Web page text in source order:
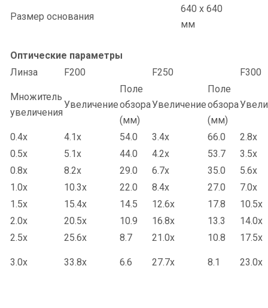
Размер основания
640 х 640
мм
Оптические параметры
Линза
F200 F250 F300
Множитель
увеличения
Увеличение
Поле
обзора
(мм)
Увеличение
Поле
обзора
(мм)
0.4x 4.1x 54.0 3.4x 66.0
2.8x
0.5x
5.1x 44.0 4.2x 53.7
3.5x
0.8x
8.2x 29.0 6.7x 35.0
5.6x
1.0x
10.3x 22.0 8.4x 27.0
7.0x
1.5x
15.4x 14.5 12.6x 17.8
10.5x
2.0x
20.5x 10.9 16.8x 13.3
14.0x
2.5x
25.6x 8.7 21.0x 10.8 17.5x
3.0x 33.8x 6.6 27.7x 8.1 23.0x